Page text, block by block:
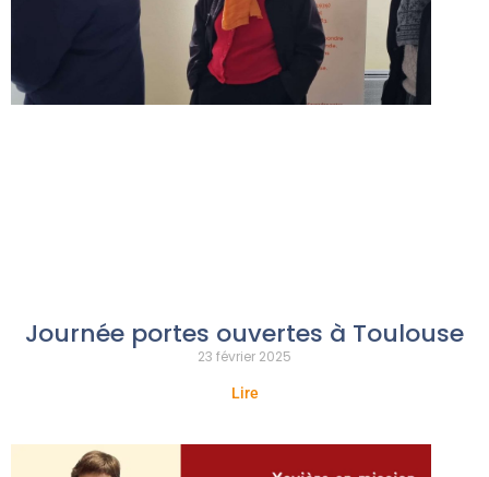
Journée portes ouvertes à Toulouse
23 février 2025
Lire